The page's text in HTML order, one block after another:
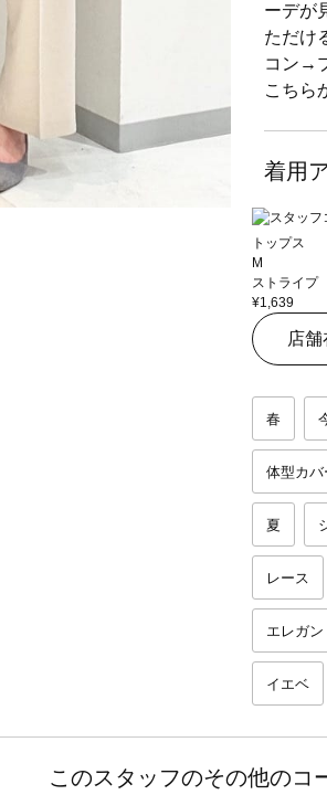
ーデが
ただけ
コン→
こちら
着用
トップス
M
ストライプ
¥1,639
店舗
春
体型カバ
夏
レース
エレガン
イエベ
このスタッフのその他のコ